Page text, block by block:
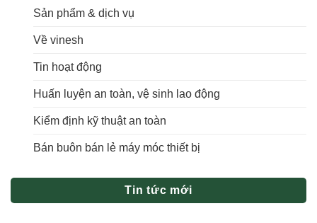
Sản phẩm & dịch vụ
Về vinesh
Tin hoạt động
Huấn luyện an toàn, vệ sinh lao động
Kiểm định kỹ thuật an toàn
Bán buôn bán lẻ máy móc thiết bị
Tin tức mới